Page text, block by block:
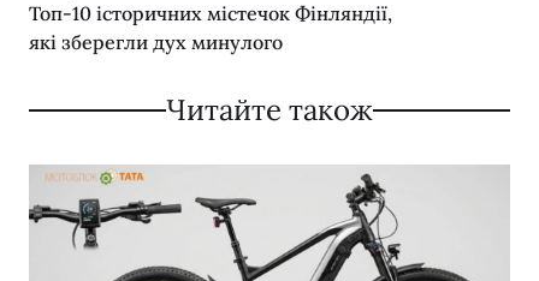
Топ-10 історичних містечок Фінляндії,
які зберегли дух минулого
Читайте також